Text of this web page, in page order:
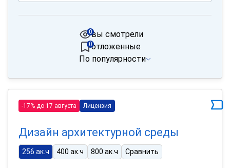
вы смотрели
0
отложенные
0
По популярности
-17% до 17 августа Лицензия
Дизайн архитектурной среды
256 ак.ч 400 ак.ч 800 ак.ч Сравнить